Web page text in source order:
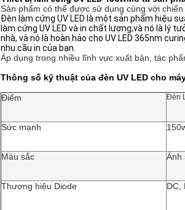
Sản phẩm có thể được sử dụng cùng với
Đèn làm cứng UV LED là một sản phẩm hiệu
làm cứng UV LED và in chất lượng,và nó là lý
nhà, và nó là hoàn hảo cho UV LED 365nm
nhu cầu in của bạn.
Áp dụng trong nhiều lĩnh vực xuất bản, tác
Thông số kỹ thuật của đèn UV LED cho
Điểm Đèn
Sức mạnh
Màu sắc Ánh
Thương hiệu Diode DC,